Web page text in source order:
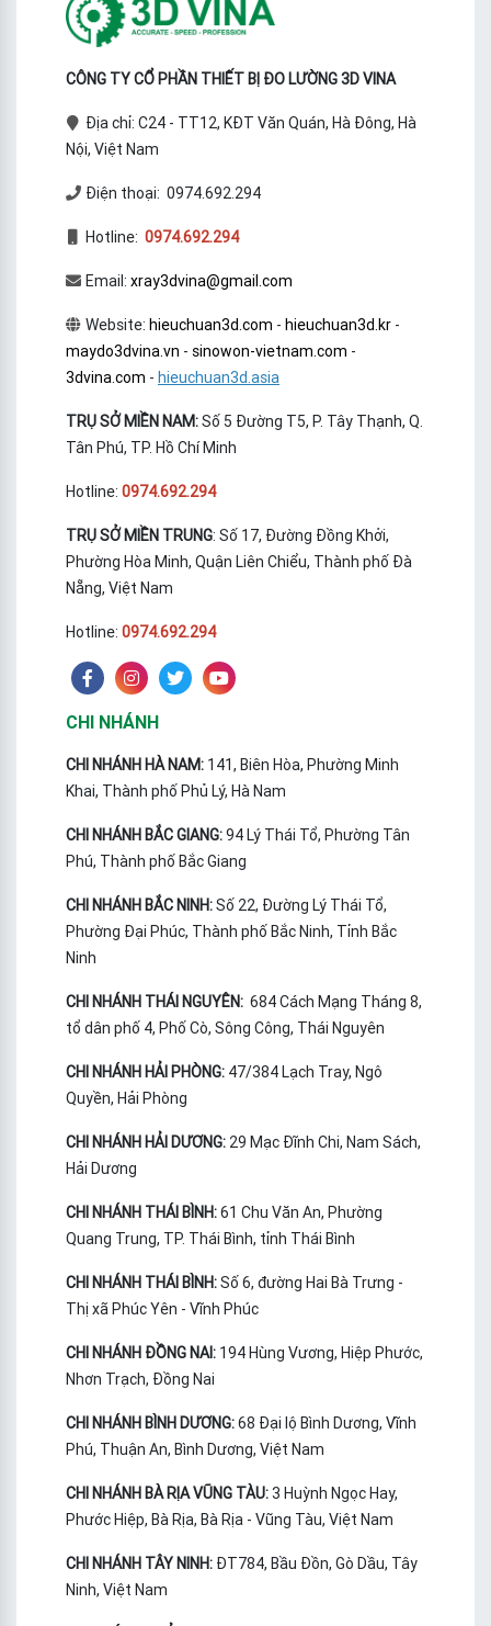
CÔNG TY CỔ PHẦN THIẾT BỊ ĐO LƯỜNG 3D VINA
Địa chỉ: C24 - TT12, KĐT Văn Quán, Hà Đông, Hà
Nội, Việt Nam
Điện thoại: 0974.692.294
Hotline: 0974.692.294
Email: xray3dvina@gmail.com
Website: hieuchuan3d.com - hieuchuan3d.kr-
maydo3dvina.vn - sinowon-vietnam.com -
3dvina.com - hieuchuan3d.asia
TRỤ SỞ MIỀN NAM:Số 5 Đường T5, P. Tây Thạnh, Q.
Tân Phú, TP. Hồ Chí Minh
Hotline: 0974.692.294
TRỤ SỞ MIỀN TRUNG: Số 17, Đường Đồng Khởi,
Phường Hòa Minh, Quận Liên Chiểu, Thành phố Đà
Nẵng, Việt Nam
Hotline: 0974.692.294
CHI NHÁNH
CHI NHÁNH HÀ NAM: 141, Biên Hòa, Phường Minh
Khai, Thành phố Phủ Lý, Hà Nam
CHI NHÁNH BẮC GIANG:94 Lý Thái Tổ, Phường Tân
Phú, Thành phố Bắc Giang
CHI NHÁNH BẮC NINH:Số 22, Đường Lý Thái Tổ,
Phường Đại Phúc, Thành phố Bắc Ninh, Tỉnh Bắc
Ninh
CHI NHÁNH THÁI NGUYÊN: 684 Cách Mạng Tháng 8,
tổ dân phố 4, Phố Cò, Sông Công, Thái Nguyên
CHI NHÁNH HẢI PHÒNG: 47/384 Lạch Tray, Ngô
Quyền, Hải Phòng
CHI NHÁNH HẢI DƯƠNG: 29 Mạc Đĩnh Chi, Nam Sách,
Hải Dương
CHI NHÁNH THÁI BÌNH:61 Chu Văn An, Phường
Quang Trung, TP. Thái Bình, tỉnh Thái Bình
CHI NHÁNH THÁI BÌNH:Số 6, đường Hai Bà Trưng -
Thị xã Phúc Yên - Vĩnh Phúc
CHI NHÁNH ĐỒNG NAI: 194 Hùng Vương, Hiệp Phước,
Nhơn Trạch, Đồng Nai
CHI NHÁNH BÌNH DƯƠNG:68 Đại lộ Bình Dương, Vĩnh
Phú, Thuận An, Bình Dương, Việt Nam
CHI NHÁNH BÀ RỊA VŨNG TÀU:3 Huỳnh Ngọc Hay,
Phước Hiệp, Bà Rịa, Bà Rịa - Vũng Tàu, Việt Nam
CHI NHÁNH TÂY NINH: ĐT784, Bầu Đồn, Gò Dầu, Tây
Ninh, Việt Nam